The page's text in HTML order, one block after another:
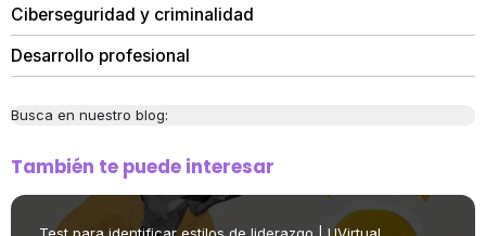
Ciberseguridad y criminalidad
Desarrollo profesional
Busca en nuestro blog:
También te puede interesar
Test para identificar estilos de liderazgo | UVirtual